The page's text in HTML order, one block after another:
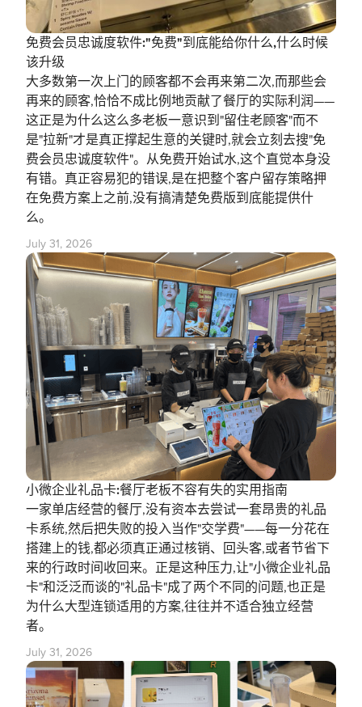
免费会员忠诚度软件:"免费"到底能给你什么,什么时候
该升级
大多数第一次上门的顾客都不会再来第二次,而那些会
再来的顾客,恰恰不成比例地贡献了餐厅的实际利润——
这正是为什么这么多老板一意识到"留住老顾客"而不
是"拉新"才是真正撑起生意的关键时,就会立刻去搜"免
费会员忠诚度软件"。从免费开始试水,这个直觉本身没
有错。真正容易犯的错误,是在把整个客户留存策略押
在免费方案上之前,没有搞清楚免费版到底能提供什
么。
July 31, 2026
小微企业礼品卡:餐厅老板不容有失的实用指南
一家单店经营的餐厅,没有资本去尝试一套昂贵的礼品
卡系统,然后把失败的投入当作"交学费"——每一分花在
搭建上的钱,都必须真正通过核销、回头客,或者节省下
来的行政时间收回来。正是这种压力,让"小微企业礼品
卡"和泛泛而谈的"礼品卡"成了两个不同的问题,也正是
为什么大型连锁适用的方案,往往并不适合独立经营
者。
July 31, 2026